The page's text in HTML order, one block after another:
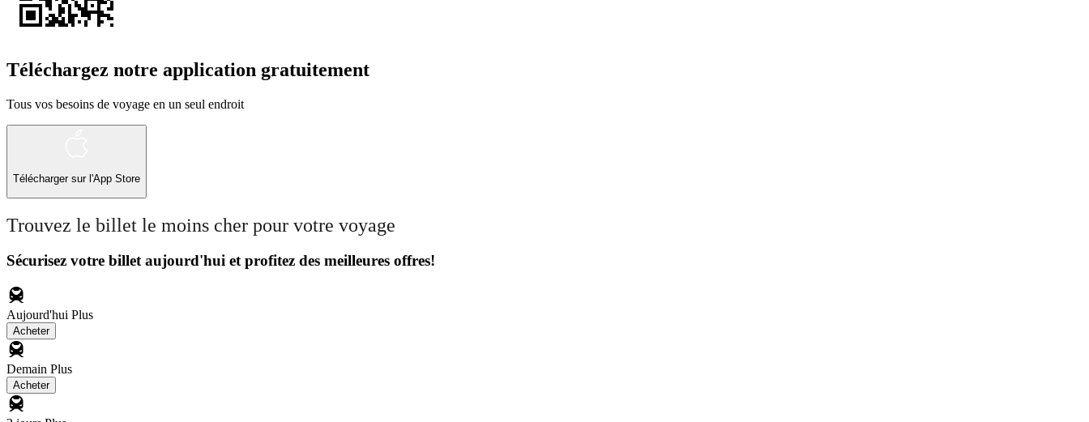
Téléchargez notre application gratuitement
Tous vos besoins de voyage en un seul endroit
Télécharger sur l'App Store
Trouvez le billet le moins cher pour votre voyage
Sécurisez votre billet aujourd'hui et profitez des meilleures offres!
Aujourd'hui Plus
Acheter
Demain Plus
Acheter